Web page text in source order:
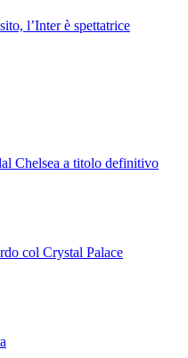
l’Inter è spettatrice
Chelsea a titolo definitivo
col Crystal Palace